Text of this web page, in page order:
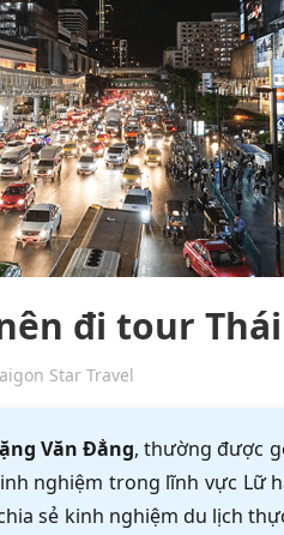
đi tour
Star Travel
Văn Đẳng, thường được
nghiệm trong lĩnh vực Lữ
sẻ kinh nghiệm du lịch